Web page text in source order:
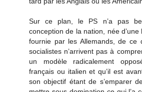
Sur ce plan, le PS n’a pas
conception de la nation, née
fournie par les Allemands, de ce
socialistes n’arrivent pas à
un modèle radicalement
français ou italien et qu’il est
son objectif étant de s’emparer